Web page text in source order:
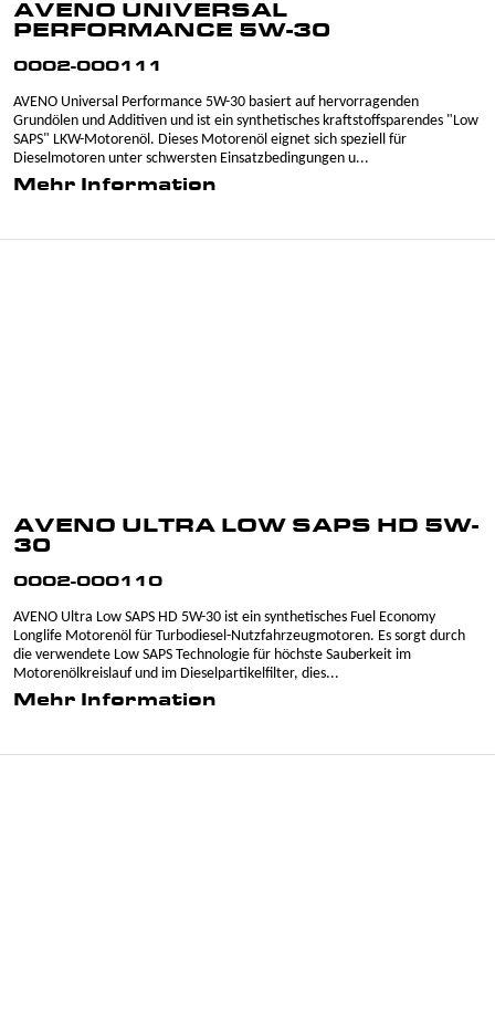
AVENO UNIVERSAL
PERFORMANCE 5W-30
0002-000111
AVENO Universal Performance 5W-30 basiert auf hervorragenden
Grundölen und Additiven und ist ein synthetisches kraftstoffsparendes "Low
SAPS" LKW-Motorenöl. Dieses Motorenöl eignet sich speziell für
Dieselmotoren unter schwersten Einsatzbedingungen u...
Mehr Information
AVENO ULTRA LOW SAPS HD 5W-
30
0002-000110
AVENO Ultra Low SAPS HD 5W-30 ist ein synthetisches Fuel Economy
Longlife Motorenöl für Turbodiesel-Nutzfahrzeugmotoren. Es sorgt durch
die verwendete Low SAPS Technologie für höchste Sauberkeit im
Motorenölkreislauf und im Dieselpartikelfilter, dies...
Mehr Information